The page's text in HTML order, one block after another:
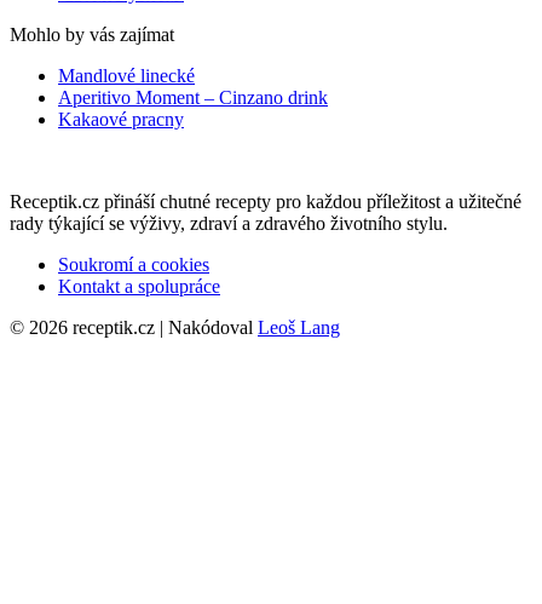
Mohlo by vás zajímat
Mandlové linecké
Aperitivo Moment – Cinzano drink
Kakaové pracny
Receptik.cz přináší chutné recepty pro každou příležitost a užitečné
rady týkající se výživy, zdraví a zdravého životního stylu.
Soukromí a cookies
Kontakt a spolupráce
© 2026 receptik.cz | Nakódoval Leoš Lang